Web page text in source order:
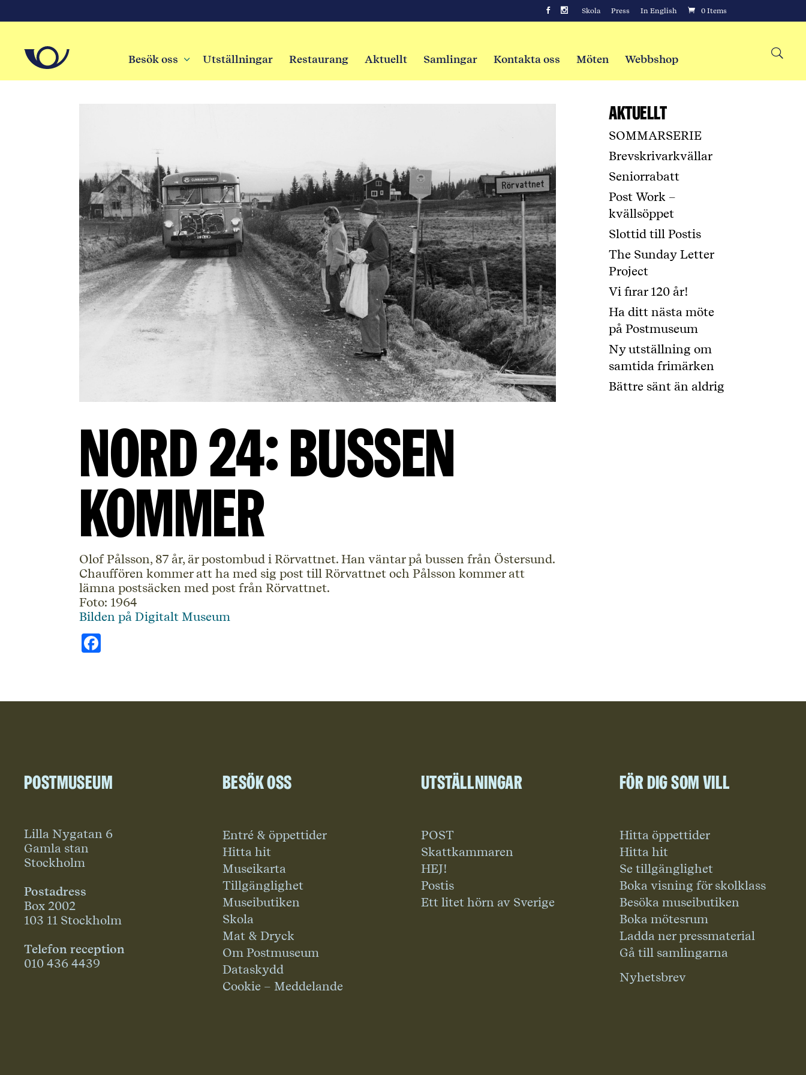
Skola Press In English 0 Items
Besök oss 3 Utställningar Restaurang Aktuellt Samlingar Kontakta oss Möten Webbshop
Nord 24: Bussen
kommer
Olof Pålsson, 87 år, är postombud i Rörvattnet. Han väntar på bussen från Östersund.
Chauffören kommer att ha med sig post till Rörvattnet och Pålsson kommer att
lämna postsäcken med post från Rörvattnet.
Foto: 1964
Bilden på Digitalt Museum
Aktuellt
SOMMARSERIE
Brevskrivarkvällar
Seniorrabatt
Post Work –
kvällsöppet
Slottid till Postis
The Sunday Letter
Project
Vi firar 120 år!
Ha ditt nästa möte
på Postmuseum
Ny utställning om
samtida frimärken
Bättre sänt än aldrig
Postmuseum
Lilla Nygatan 6
Gamla stan
Stockholm
Postadress
Box 2002
103 11 Stockholm
Telefon reception
010 436 4439
Besök oss
Entré & öppettider
Hitta hit
Museikarta
Tillgänglighet
Museibutiken
Skola
Mat & Dryck
Om Postmuseum
Dataskydd
Cookie – Meddelande
Utställningar
POST
Skattkammaren
HEJ!
Postis
Ett litet hörn av Sverige
För dig som vill
Hitta öppettider
Hitta hit
Se tillgänglighet
Boka visning för skolklass
Besöka museibutiken
Boka mötesrum
Ladda ner pressmaterial
Gå till samlingarna
Nyhetsbrev